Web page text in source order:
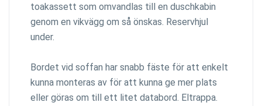
toakassett som omvandlas till en duschkabin
genom en vikvägg om så önskas. Reservhjul
under.
Bordet vid soffan har snabb fäste för att enkelt
kunna monteras av för att kunna ge mer plats
eller göras om till ett litet databord. Eltrappa.